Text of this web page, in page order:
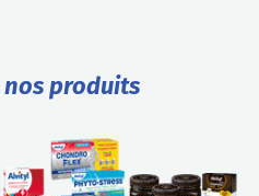
nos produits